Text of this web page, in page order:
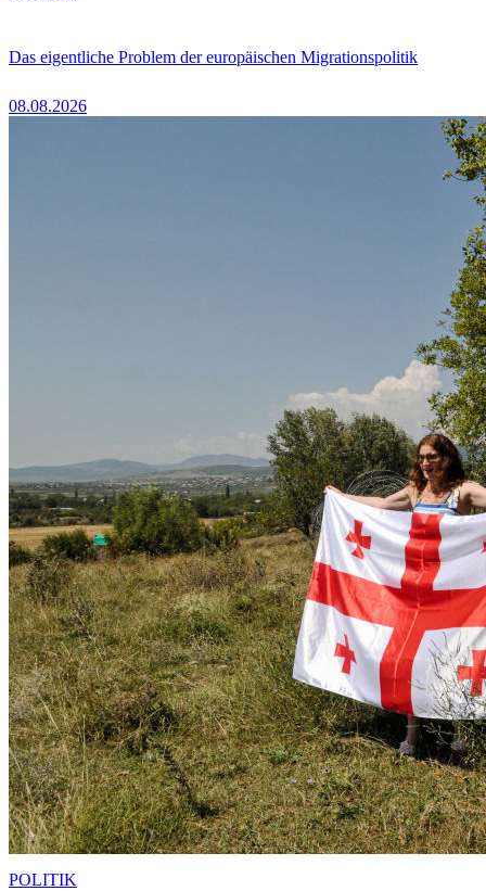
Das eigentliche Problem der europäischen Migrationspolitik
08.08.2026
POLITIK